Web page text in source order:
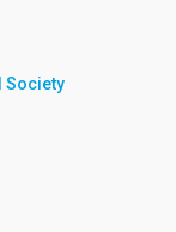
Society